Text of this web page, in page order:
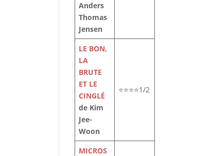
Anders
Thomas
Jensen
LE BON,
LA
BRUTE
ET LE
CINGLÉ
de Kim
Jee-
Woon
⭐⭐⭐⭐1/2
MICROS